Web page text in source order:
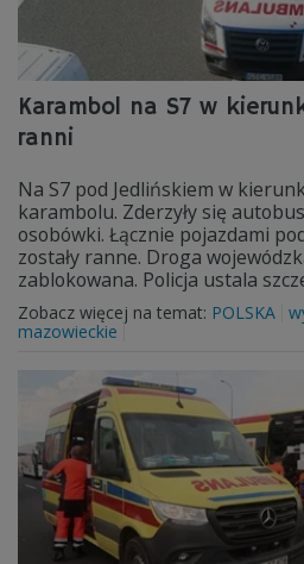
Karambol na S7 w
ranni
Na S7 pod Jedlińskiem w
karambolu. Zderzyły się
osobówki. Łącznie pojazdami
zostały ranne. Droga
zablokowana. Policja ustala
Zobacz więcej na temat: POLSKA
mazowieckie